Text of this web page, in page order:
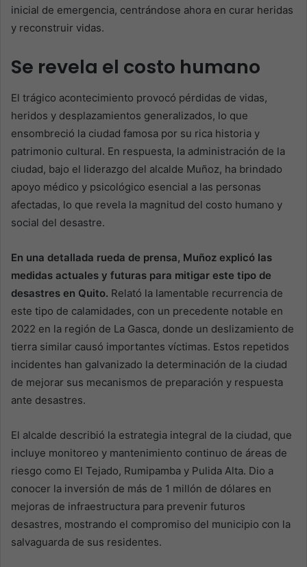
inicial de emergencia, centrándose ahora en curar heridas
y reconstruir vidas.
Se revela el costo humano
El trágico acontecimiento provocó pérdidas de vidas,
heridos y desplazamientos generalizados, lo que
ensombreció la ciudad famosa por su rica historia y
patrimonio cultural. En respuesta, la administración de la
ciudad, bajo el liderazgo del alcalde Muñoz, ha brindado
apoyo médico y psicológico esencial a las personas
afectadas, lo que revela la magnitud del costo humano y
social del desastre.
En una detallada rueda de prensa, Muñoz explicó las
medidas actuales y futuras para mitigar este tipo de
desastres en Quito. Relató la lamentable recurrencia de
este tipo de calamidades, con un precedente notable en
2022 en la región de La Gasca, donde un deslizamiento de
tierra similar causó importantes víctimas. Estos repetidos
incidentes han galvanizado la determinación de la ciudad
de mejorar sus mecanismos de preparación y respuesta
ante desastres.
El alcalde describió la estrategia integral de la ciudad, que
incluye monitoreo y mantenimiento continuo de áreas de
riesgo como El Tejado, Rumipamba y Pulida Alta. Dio a
conocer la inversión de más de 1 millón de dólares en
mejoras de infraestructura para prevenir futuros
desastres, mostrando el compromiso del municipio con la
salvaguarda de sus residentes.